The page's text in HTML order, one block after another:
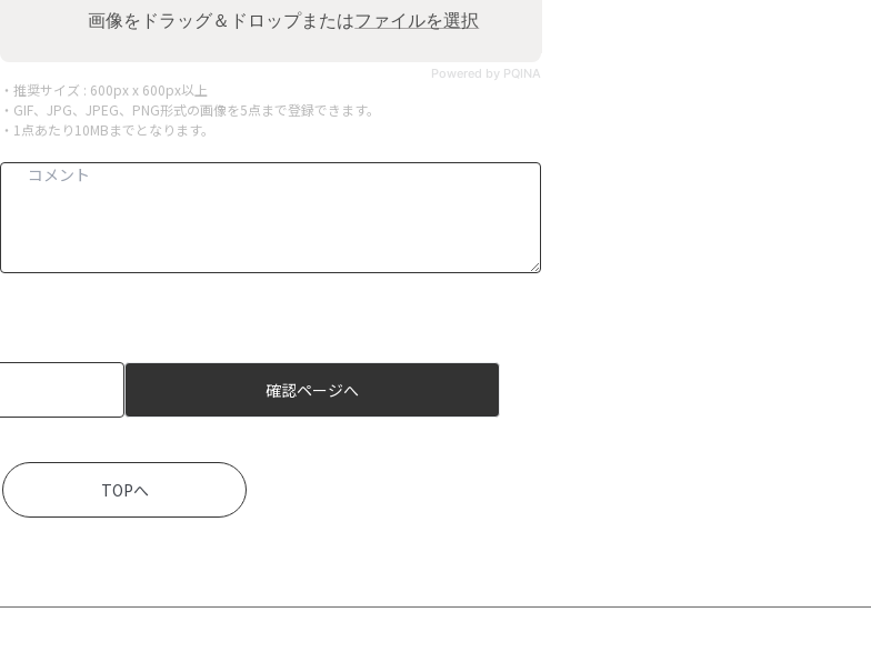
Powered by PQINA
画像をドラッグ＆ドロップまたはファイルを選択
・推奨サイズ : 600px x 600px以上
・GIF、JPG、JPEG、PNG形式の画像を5点まで登録できます。
・1点あたり10MBまでとなります。
確認ページへ
TOPへ